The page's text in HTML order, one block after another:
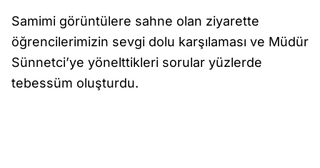
Samimi görüntülere sahne olan ziyarette
öğrencilerimizin sevgi dolu karşılaması ve Müdür
Sünnetci’ye yönelttikleri sorular yüzlerde
tebessüm oluşturdu.